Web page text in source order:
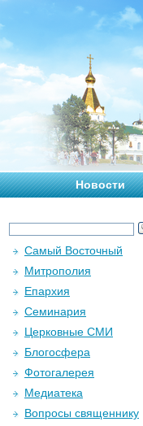
Новости
Самый Восточный
Митрополия
Епархия
Семинария
Церковные СМИ
Блогосфера
Фотогалерея
Медиатека
Вопросы священнику